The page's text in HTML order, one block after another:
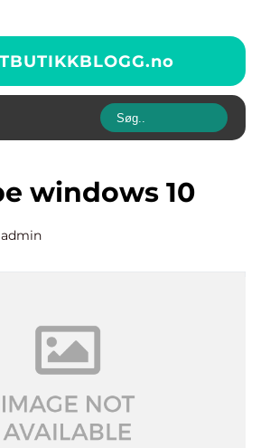
no
windows 10
admin